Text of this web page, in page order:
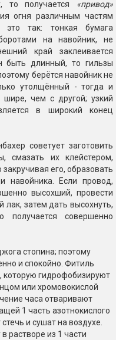
то получается «привод»
огня различным частям
это так: тонкая бумага
на навойник, не
край заклеивается
быть длинный, то гильзы
берётся навойник не
утолщённый - тогда и
шире, чем с другой; узкий
в широкий конец
советует заготовить
смазать их клейстером,
его, образовать
навойника. Если провод,
высохший, провести
затем дать высохнуть,
совершенно
стопина; поэтому
и спокойно. Фитиль
которую гидрофобизируют
или хромовокислой
часа отваривают
1 часть азотнокислого
и сушат на воздухе.
растворе из 1 части